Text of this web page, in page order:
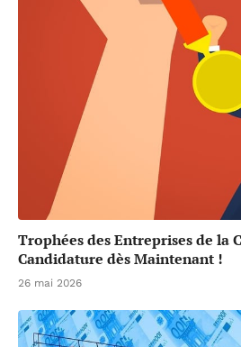
Trophées des Entreprises de la
Candidature dès Maintenant !
26 mai 2026